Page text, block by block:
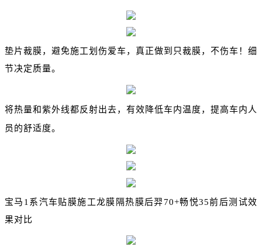
垫片裁膜，避免施工划伤爱车，真正做到只裁膜，不伤车！细
节决定质量。
将热量和紫外线都反射出去，有效降低车内温度，提高车内人
员的舒适度。
宝马1系汽车贴膜施工龙膜隔热膜后羿70+畅悦35前后测试效
果对比